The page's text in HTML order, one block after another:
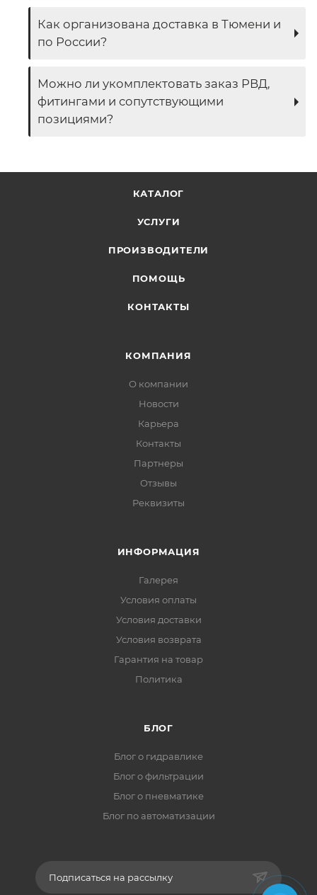
Как организована доставка в Тюмени и
по России?
Можно ли укомплектовать заказ РВД,
фитингами и сопутствующими
позициями?
КАТАЛОГ
УСЛУГИ
ПРОИЗВОДИТЕЛИ
ПОМОЩЬ
КОНТАКТЫ
КОМПАНИЯ
О компании
Новости
Карьера
Контакты
Партнеры
Отзывы
Реквизиты
ИНФОРМАЦИЯ
Галерея
Условия оплаты
Условия доставки
Условия возврата
Гарантия на товар
Политика
БЛОГ
Блог о гидравлике
Блог о фильтрации
Блог о пневматике
Блог по автоматизации
Подписаться на рассылку